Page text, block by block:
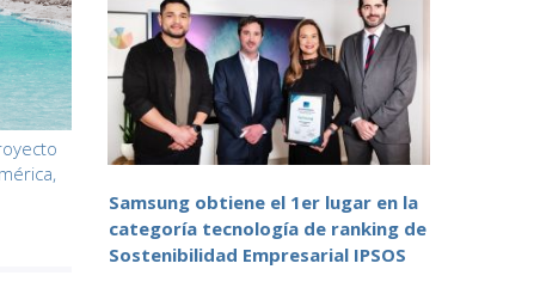
Samsung obtiene el 1er lugar en la
categoría tecnología de ranking de
Sostenibilidad Empresarial IPSOS